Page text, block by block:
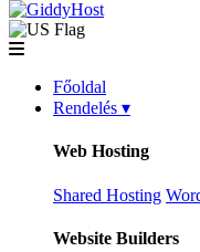
Főoldal
Rendelés ▾
Web Hosting
Shared Hosting
Website Builders